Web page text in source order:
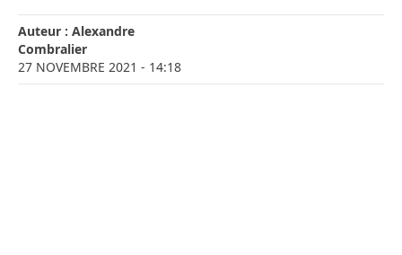
Auteur : Alexandre
Combralier
27 NOVEMBRE 2021 - 14:18